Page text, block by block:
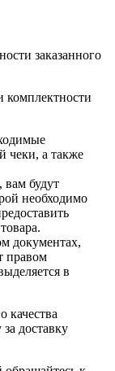
заказанного
чеки, а также
будут
необходимо
документах,
правом
в
качества
доставку